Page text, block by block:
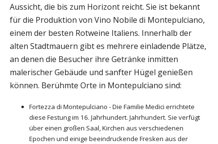
Aussicht, die bis zum Horizont reicht. Sie ist bekannt
für die Produktion von Vino Nobile di Montepulciano,
einem der besten Rotweine Italiens. Innerhalb der
alten Stadtmauern gibt es mehrere einladende Plätze,
an denen die Besucher ihre Getränke inmitten
malerischer Gebäude und sanfter Hügel genießen
können. Berühmte Orte in Montepulciano sind:
Fortezza di Montepulciano - Die Familie Medici errichtete
diese Festung im 16. Jahrhundert. Jahrhundert. Sie verfügt
über einen großen Saal, Kirchen aus verschiedenen
Epochen und einige beeindruckende Fresken aus der